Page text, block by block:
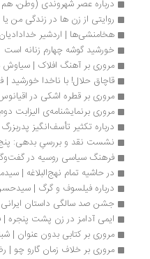
درباره عصر شهروندی (وطن،
روایتی از زن ها در زندگی من
هخامنشی‌ها | اردشیر خدادادیان
خورشید گوشه چهارم زنانه است
مروری بر آهنگ افلاک |
قاچاق حلال! با ناخدا خورشید |
مروری بر قطره اشکی در
مروری برنمایشنامه‌ی الیزابت
درباره تکثیر تأسف‌انگیز
نشست نقد و بررسیِ بدهی:
فرهنگ سیاسی روسیه در
در حاشیه تمام نهج‌البلاغه |
درباره فیلسوف و گرگ |
جشن صد سالگی داستان ایرانی با
ایمی آدامز در زن پشت پنجره |
مروری بر کتابی بدون عنوان |
مروری بر خلاف زمان گارو چو |